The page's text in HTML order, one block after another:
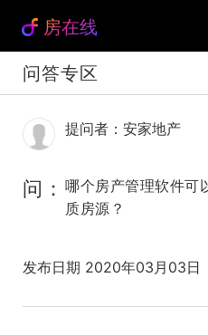
房在线
问答专区
提问者：安家地产
问： 哪个房产管理软件可
质房源？
发布日期 2020年03月03日